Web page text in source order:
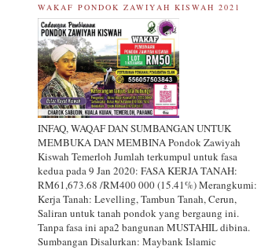
WAKAF PONDOK ZAWIYAH KISWAH 2021
INFAQ, WAQAF DAN SUMBANGAN UNTUK
MEMBUKA DAN MEMBINA Pondok Zawiyah
Kiswah Temerloh Jumlah terkumpul untuk fasa
kedua pada 9 Jan 2020: FASA KERJA TANAH:
RM61,673.68 /RM400 000 (15.41%) Merangkumi:
Kerja Tanah: Levelling, Tambun Tanah, Cerun,
Saliran untuk tanah pondok yang bergaung ini.
Tanpa fasa ini apa2 bangunan MUSTAHIL dibina.
Sumbangan Disalurkan: Maybank Islamic